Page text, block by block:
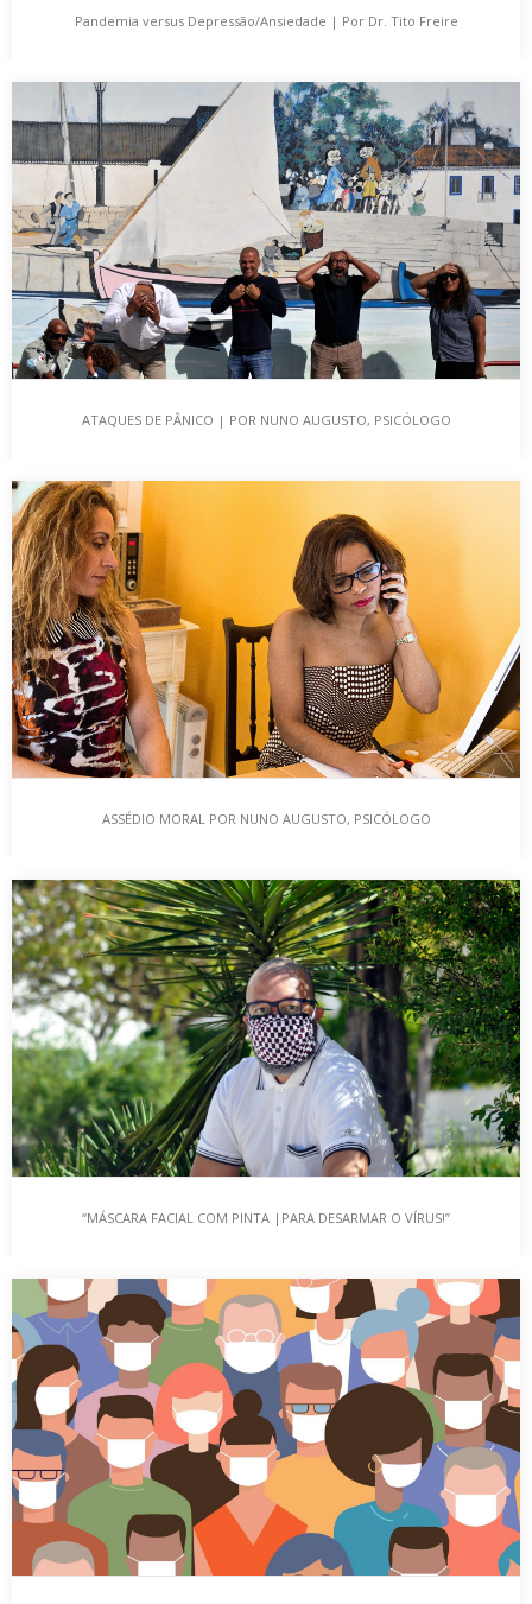
Pandemia versus Depressão/Ansiedade | Por Dr.
Tito Freire
2020 será sempre considerado o ano terrível da Covid. Durante a
pandemia, para além de outros…
Pandemia versus Depressão/Ansiedade | Por Dr. Tito Freire
ATAQUES DE PÂNICO | POR NUNO AUGUSTO,
PSICÓLOGO
“TIVE UMA SENSAÇÃO DE MORTE!” … subitamente o meu coração
disparou, não me encontrava em nenhuma…
ATAQUES DE PÂNICO | POR NUNO AUGUSTO, PSICÓLOGO
ASSÉDIO MORAL POR NUNO AUGUSTO, PSICÓLOGO
Afinal de contas, o que é o Assédio Moral? Iniciamos a parceria
com o Psicólogo Nuno…
ASSÉDIO MORAL POR NUNO AUGUSTO, PSICÓLOGO
“MÁSCARA FACIAL COM PINTA |PARA DESARMAR O
VÍRUS!”
Ainda mergulhados na pandemia covid-19 que trouxe algumas
incertezas às nossas vidas, e apesar das inevitáveis…
“MÁSCARA FACIAL COM PINTA |PARA DESARMAR O VÍRUS!”